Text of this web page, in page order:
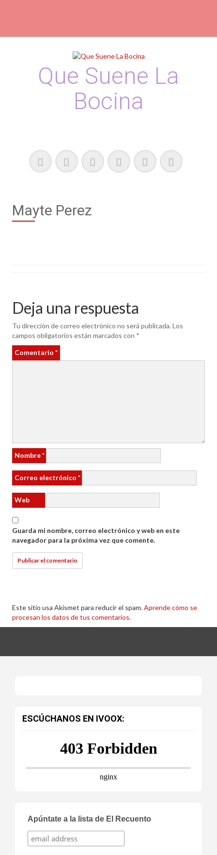
Que Suene La
Bocina
Mayte Perez
Deja una respuesta
Tu dirección de correo electrónico no será publicada.Los
campos obligatorios están marcados con *
Comentario *
Nombre*
Correo electrónico *
Web
Guarda mi nombre, correo electrónico y web en este
navegador para la próxima vez que comente.
Este sitio usa Akismet para reducir el spam.Aprende cómo se
procesan los datos de tus comentarios.
ESCÚCHANOS EN IVOOX:
Apúntate a la lista de El Recuento